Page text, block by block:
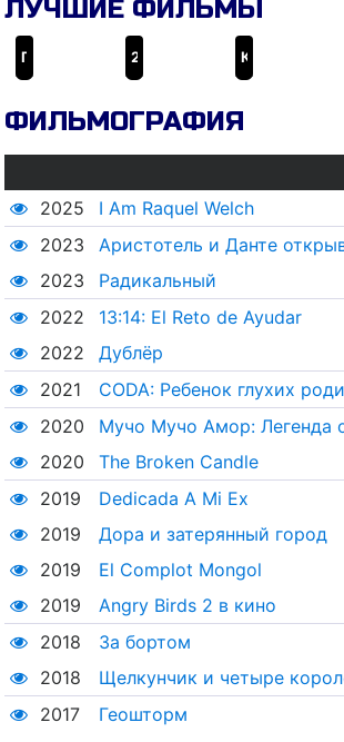
ЛУЧШИЕ ФИЛЬМЫ
ФИЛЬМОГРАФИЯ
2025
I Am Raquel Welch
2023
Аристотель и Данте
2023
Радикальный
2022
13:14: El Reto de Ayudar
2022
Дублёр
2021
CODA: Ребенок глухих
2020
Мучо Мучо Амор: Легенда
2020
The Broken Candle
2019
Dedicada A Mi Ex
2019
Дора и затерянный город
2019
El Complot Mongol
2019
Angry Birds 2 в кино
2018
За бортом
2018
Щелкунчик и четыре
2017
Геошторм